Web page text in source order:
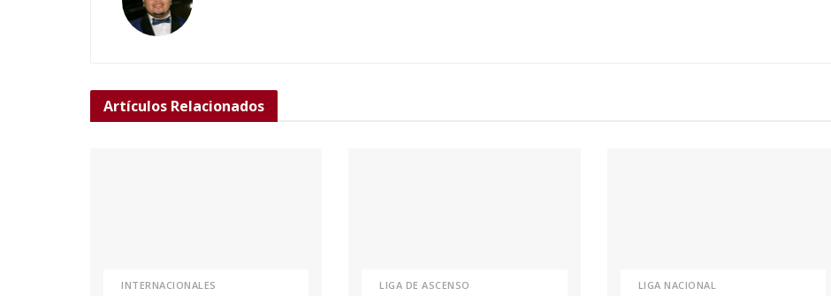
Artículos Relacionados
INTERNACIONALES LIGA DE ASCENSO LIGA NACIONAL